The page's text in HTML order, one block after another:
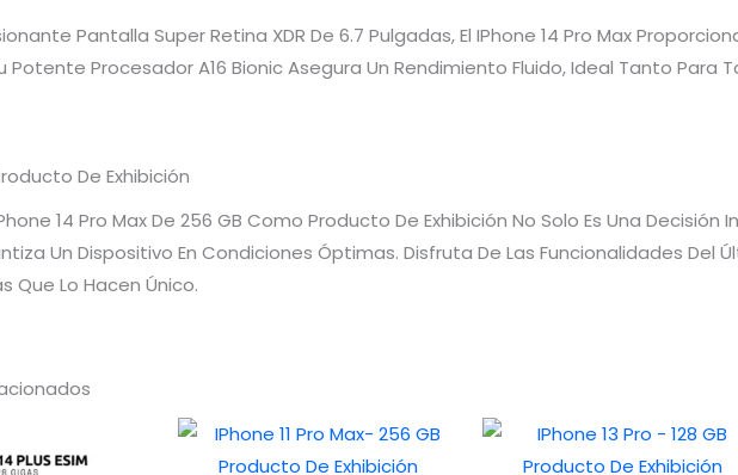
Pantalla Super Retina XDR De 6.7 Pulgadas, El IPhone 14 Pro Max
Potente Procesador A16 Bionic Asegura Un Rendimiento Fluido, Ideal Tanto
De Exhibición
14 Pro Max De 256 GB Como Producto De Exhibición No Solo Es Una
Un Dispositivo En Condiciones Óptimas. Disfruta De Las Funcionalidades Del
Que Lo Hacen Único.